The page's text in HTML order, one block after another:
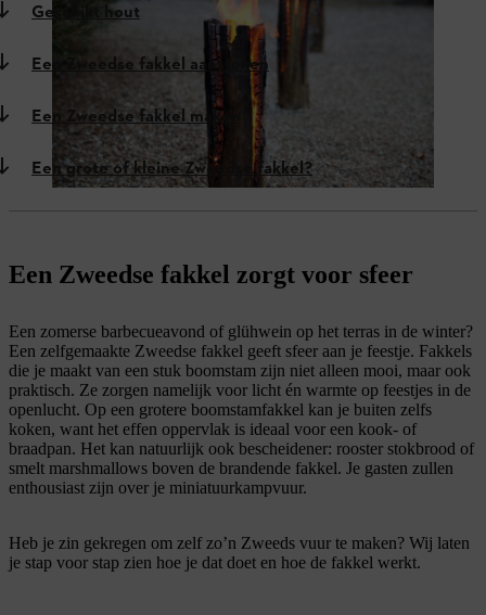
Geschikt hout
Een Zweedse fakkel aansteken
Een Zweedse fakkel maken
Een grote of kleine Zweedse fakkel?
Een Zweedse fakkel zorgt voor sfeer
Een zomerse barbecueavond of glühwein op het terras in de winter?
Een zelfgemaakte Zweedse fakkel geeft sfeer aan je feestje. Fakkels
die je maakt van een stuk boomstam zijn niet alleen mooi, maar ook
praktisch. Ze zorgen namelijk voor licht én warmte op feestjes in de
openlucht. Op een grotere boomstamfakkel kan je buiten zelfs
koken, want het effen oppervlak is ideaal voor een kook- of
braadpan. Het kan natuurlijk ook bescheidener: rooster stokbrood of
smelt marshmallows boven de brandende fakkel. Je gasten zullen
enthousiast zijn over je miniatuurkampvuur.
Heb je zin gekregen om zelf zo’n Zweeds vuur te maken? Wij laten
je stap voor stap zien hoe je dat doet en hoe de fakkel werkt.